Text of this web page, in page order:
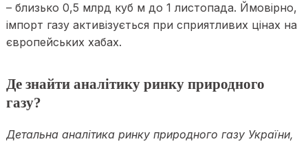
– близько 0,5 млрд куб м до 1 листопада. Ймовірно,
імпорт газу активізується при сприятливих цінах на
європейських хабах.
Де знайти аналітику ринку природного
газу?
Детальна аналітика ринку природного газу України,